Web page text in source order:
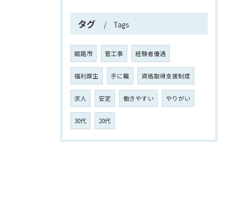
タグ Tags
姫路市 管工事 経験者優遇
福利厚生 手に職 資格取得支援制度
求人 安定 働きやすい やりがい
30代 20代